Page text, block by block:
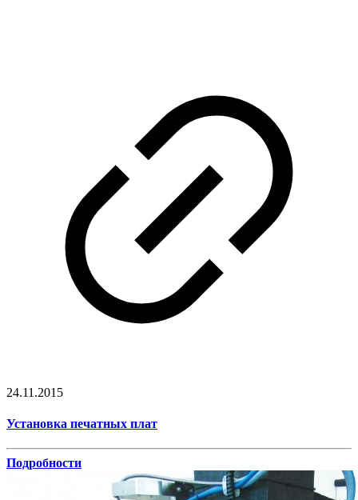
24.11.2015
Установка печатных плат
Подробности